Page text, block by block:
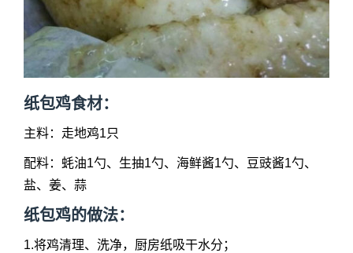
纸包鸡食材：
主料：走地鸡1只
配料：蚝油1勺、生抽1勺、海鲜酱1勺、豆豉酱1勺、
盐、姜、蒜
纸包鸡的做法：
1.将鸡清理、洗净，厨房纸吸干水分；